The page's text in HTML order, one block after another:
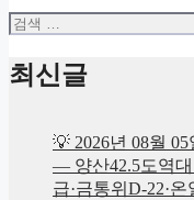
검
최신글
💡 2026년 08월
— 양산42.5도역대
급·금통위D-22·